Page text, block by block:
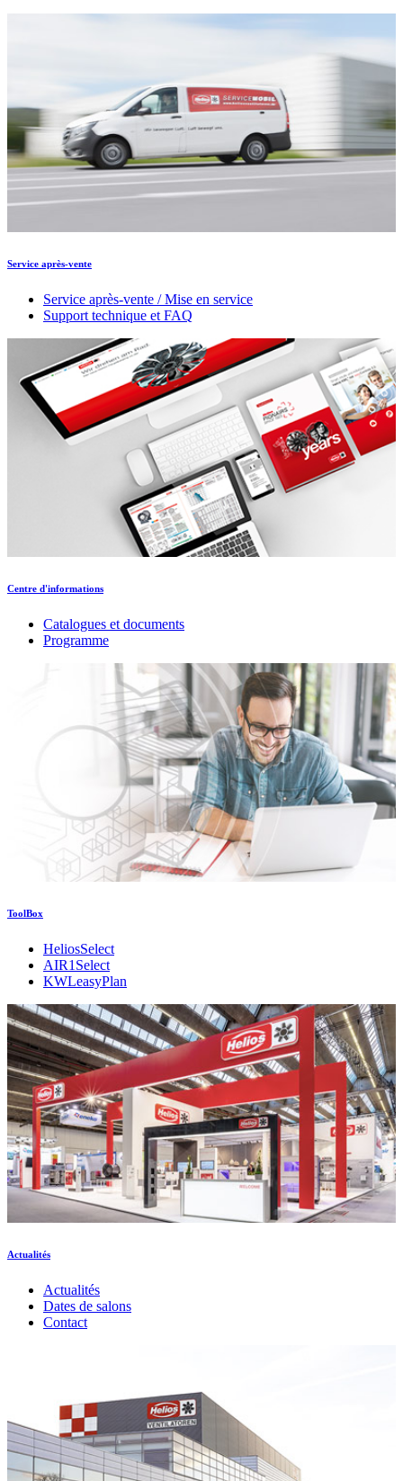
Service après-vente
Service après-vente / Mise en service
Support technique et FAQ
Centre d'informations
Catalogues et documents
Programme
ToolBox
HeliosSelect
AIR1Select
KWLeasyPlan
Actualités
Actualités
Dates de salons
Contact